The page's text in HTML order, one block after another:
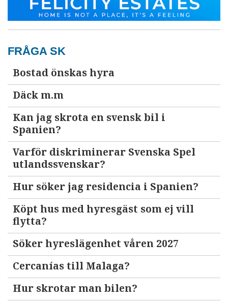
FRÅGA SK
Bostad önskas hyra
Däck m.m
Kan jag skrota en svensk bil i
Spanien?
Varför diskriminerar Svenska Spel
utlandssvenskar?
Hur söker jag residencia i Spanien?
Köpt hus med hyresgäst som ej vill
flytta?
Söker hyreslägenhet våren 2027
Cercanías till Malaga?
Hur skrotar man bilen?